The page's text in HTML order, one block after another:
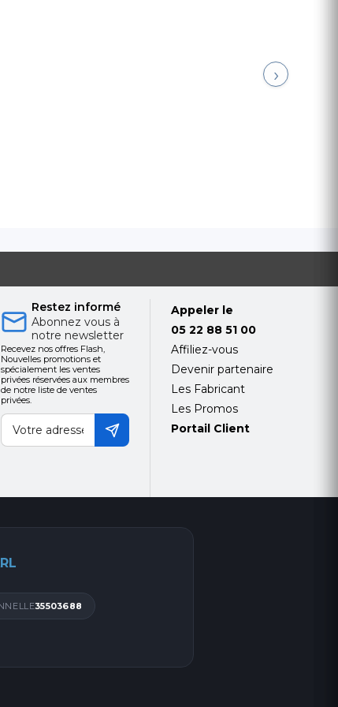
›
Restez informé
Abonnez vous à
notre newsletter
Recevez nos offres Flash,
Nouvelles promotions et
spécialement les ventes
privées réservées aux membres
de notre liste de ventes
privées.
Appeler le
05 22 88 51 00
Affiliez-vous
Devenir partenaire
Les Fabricant
Les Promos
Portail Client
35503688